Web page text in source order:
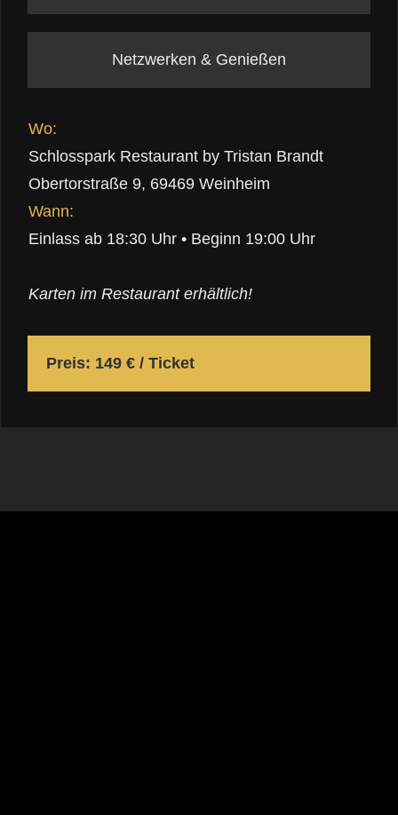
Netzwerken & Genießen
Wo:
Schlosspark Restaurant by Tristan Brandt
Obertorstraße 9, 69469 Weinheim
Wann:
Einlass ab 18:30 Uhr • Beginn 19:00 Uhr
Karten im Restaurant erhältlich!
Preis: 149 € / Ticket